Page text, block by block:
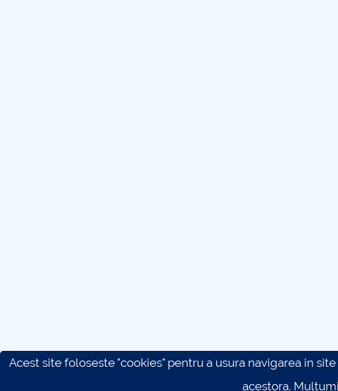
Acest site foloseste "cookies" pentru a usura navigarea in
acestora.